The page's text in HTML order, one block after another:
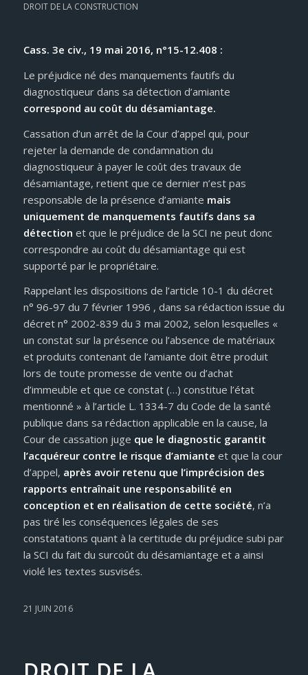
DROIT DE LA CONSTRUCTION
Cass. 3e civ., 19 mai 2016, n°15-12.408 :
Le préjudice né des manquements fautifs du
diagnostiqueur dans sa détection d’amiante
correspond au coût du désamiantage.
Cassation d’un arrêt de la Cour d’appel qui, pour
rejeter la demande de condamnation du
diagnostiqueur à payer le coût des travaux de
désamiantage, retient que ce dernier n’est pas
responsable de la présence d’amiante mais
uniquement de manquements fautifs dans sa
détection et que le préjudice de la SCI ne peut donc
correspondre au coût du désamiantage qui est
supporté par le propriétaire.
Rappelant les dispositions de l’article 10-1 du décret
n° 96-97 du 7 février 1996 , dans sa rédaction issue du
décret n° 2002-839 du 3 mai 2002, selon lesquelles «
un constat sur la présence ou l’absence de matériaux
et produits contenant de l’amiante doit être produit
lors de toute promesse de vente ou d’achat
d’immeuble et que ce constat (…) constitue l’état
mentionné » à l’article L. 1334-7 du Code de la santé
publique dans sa rédaction applicable en la cause, la
Cour de cassation juge que le diagnostic garantit
l’acquéreur contre le risque d’amiante et que la cour
d’appel, après avoir retenu que l’imprécision des
rapports entraînait une responsabilité en
conception et en réalisation de cette société, n’a
pas tiré les conséquences légales de ses
constatations quant à la certitude du préjudice subi par
la SCI du fait du surcoût du désamiantage et a ainsi
violé les textes susvisés.
21 JUIN 2016